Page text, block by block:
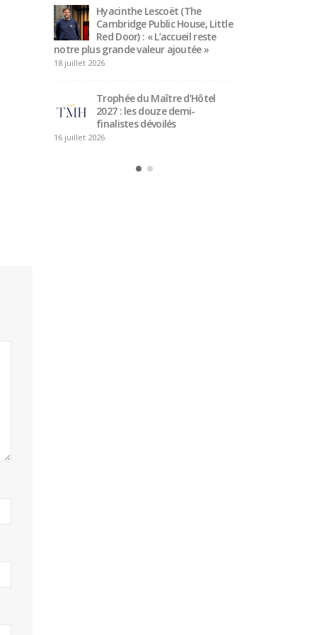
Hyacinthe Lescoët (The
Cambridge Public House, Little
Red Door) : « L’accueil reste
notre plus grande valeur ajoutée »
18 juillet 2026
Trophée du Maître d’Hôtel
2027 : les douze demi-
finalistes dévoilés
16 juillet 2026